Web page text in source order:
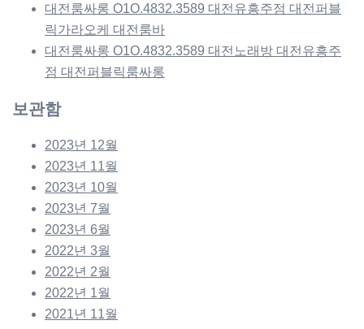
대전룸싸롱 O1O.4832.3589 대전유흥주점 대전퍼블
릭가라오케 대전룸바
대전룸싸롱 O1O.4832.3589 대전노래방 대전유흥주
점 대전퍼블릭룸싸롱
보관함
2023년 12월
2023년 11월
2023년 10월
2023년 7월
2023년 6월
2022년 3월
2022년 2월
2022년 1월
2021년 11월